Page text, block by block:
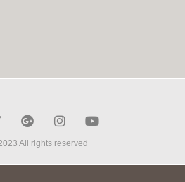
All rights reserved